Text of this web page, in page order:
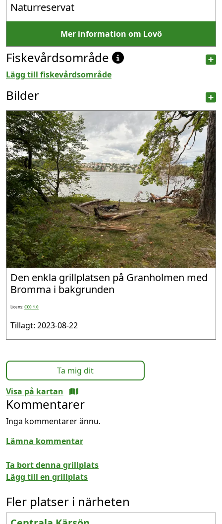
Naturreservat
Mer information om Lovö
Fiskevårdsområde
Lägg till fiskevårdsområde
Bilder
Den enkla grillplatsen på Granholmen med
Bromma i bakgrunden
Licens:CC0 1.0
Tillagt: 2023-08-22
Ta mig dit
Visa på kartan
Kommentarer
Inga kommentarer ännu.
Lämna kommentar
Ta bort denna grillplats
Lägg till en grillplats
Fler platser i närheten